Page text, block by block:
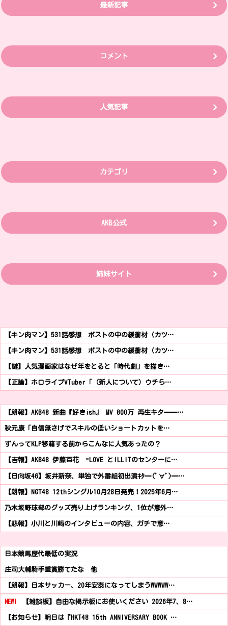
最新記事
コメント
人気記事
カテゴリ
AKB公式
姉妹サイト
【キン肉マン】531話感想 ポストの中の緩衝材（カツ…
【キン肉マン】531話感想 ポストの中の緩衝材（カツ…
【謎】人気漫画家はなぜ年をとると「時代劇」を描き…
【正論】ホロライブVTuber「（新人について）ウチら…
【朗報】AKB48 新曲『好きish』 MV 800万 再生キタ━━…
秋元康「自信無さげでスキルの低いショートカットを…
ずんってKLP移籍する前からこんなに人気あったの？
【吉報】AKB48 伊藤百花 =LOVE とILLITのセンターに…
【日向坂46】坂井新奈、単独で外番組初出演ｷﾀ━(ﾟ∀ﾟ)━…
【朗報】NGT48 12thシングル10月28日発売！2025年6月…
乃木坂野球部のグッズ売り上げランキング、1位が意外…
【悲報】小川と川﨑のインタビューの内容、ガチで意…
日本競馬歴代最低の実況
庄司大輔騎手重賞勝てたな 他
【朗報】日本サッカー、20年安泰になってしまうWWWWW…
NEW! 【雑談板】自由な掲示板にお使いください 2026年7、8…
【お知らせ】明日は『HKT48 15th ANNIVERSARY BOOK …